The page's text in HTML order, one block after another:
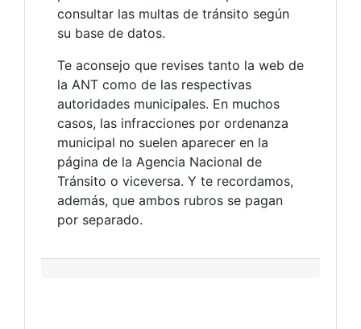
consultar las multas de tránsito según
su base de datos.
Te aconsejo que revises tanto la web de
la ANT como de las respectivas
autoridades municipales. En muchos
casos, las infracciones por ordenanza
municipal no suelen aparecer en la
página de la Agencia Nacional de
Tránsito o viceversa. Y te recordamos,
además, que ambos rubros se pagan
por separado.